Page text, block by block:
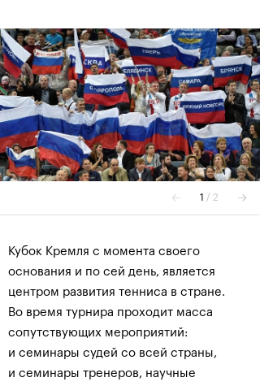
Кубок Кремля с момента своего
основания и по сей день, является
центром развития тенниса в стране.
Во время турнира проходит масса
сопутствующих мероприятий:
и семинары судей со всей страны,
и семинары тренеров, научные